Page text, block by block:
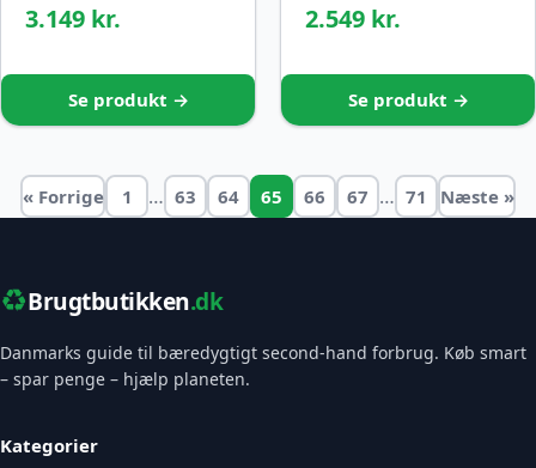
3.149 kr.
Se produkt →
2.549 kr.
Se produkt →
« Forrige 1 … 63 64 65 66 67 … 71 Næste »
♻️Brugtbutikken.dk
Danmarks guide til bæredygtigt second-hand forbrug. Køb smart
– spar penge – hjælp planeten.
Kategorier